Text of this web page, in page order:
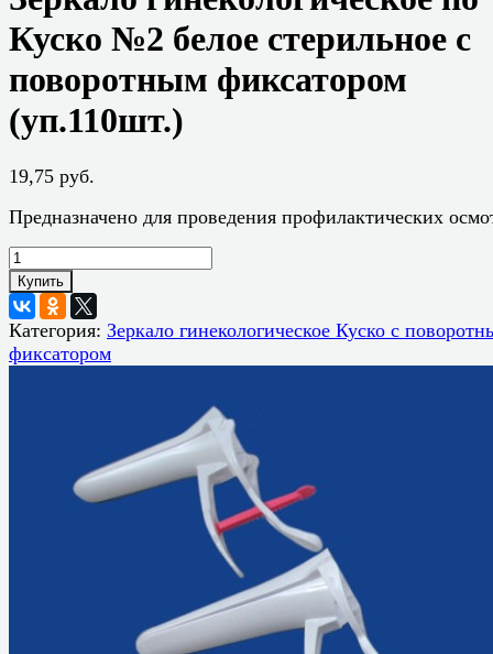
Куско №2 белое стерильное с
поворотным фиксатором
(уп.110шт.)
19,75 руб.
Предназначено для проведения профилактических
Купить
Категория: Зеркало гинекологическое Куско с
фиксатором